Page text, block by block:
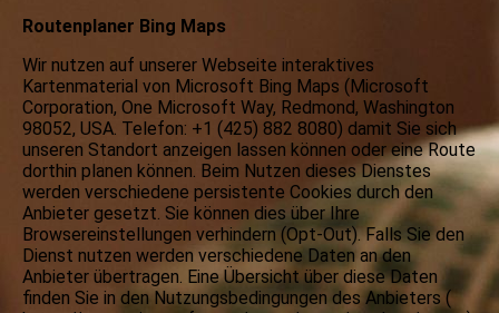
Routenplaner Bing Maps
Wir nutzen auf unserer Webseite interaktives
Kartenmaterial von Microsoft Bing Maps (Microsoft
Corporation, One Microsoft Way, Redmond, Washington
98052, USA. Telefon: +1 (425) 882 8080) damit Sie sich
unseren Standort anzeigen lassen können oder eine Route
dorthin planen können. Beim Nutzen dieses Dienstes
werden verschiedene persistente Cookies durch den
Anbieter gesetzt. Sie können dies über Ihre
Browsereinstellungen verhindern (Opt-Out). Falls Sie den
Dienst nutzen werden verschiedene Daten an den
Anbieter übertragen. Eine Übersicht über diese Daten
finden Sie in den Nutzungsbedingungen des Anbieters (